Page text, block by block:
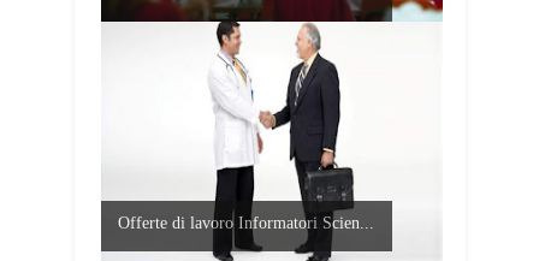
Offerte di lavoro Informatori Scien...